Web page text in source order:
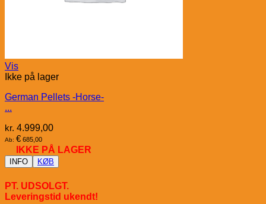
Vis
Ikke på lager
German Pellets -Horse-
...
kr. 4.999,00
Ab: € 685,00
IKKE PÅ LAGER
INFO KØB
PT. UDSOLGT.
Leveringstid ukendt!